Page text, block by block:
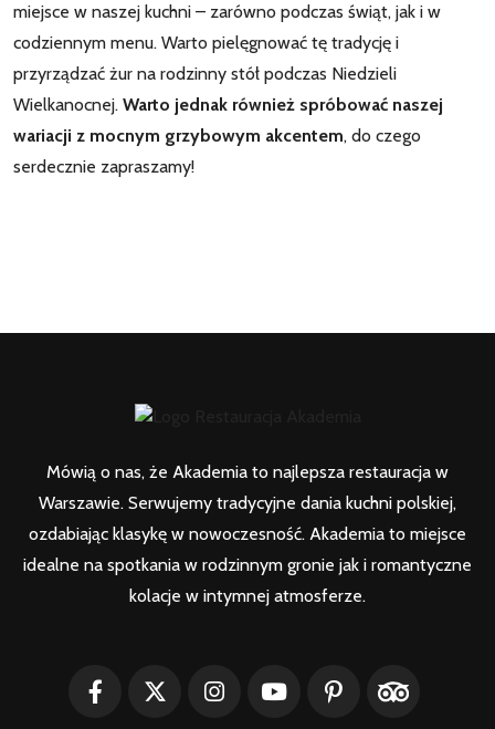
miejsce w naszej kuchni – zarówno podczas świąt, jak i w
codziennym menu. Warto pielęgnować tę tradycję i
przyrządzać żur na rodzinny stół podczas Niedzieli
Wielkanocnej. Warto jednak również spróbować naszej
wariacji z mocnym grzybowym akcentem, do czego
serdecznie zapraszamy!
Mówią o nas, że Akademia to najlepsza restauracja w
Warszawie. Serwujemy tradycyjne dania kuchni polskiej,
ozdabiając klasykę w nowoczesność. Akademia to miejsce
idealne na spotkania w rodzinnym gronie jak i romantyczne
kolacje w intymnej atmosferze.